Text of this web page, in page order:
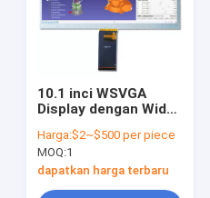
10.1 inci WSVGA
Display dengan Wide
Interface Industrial
TFT LCD
Harga:$2~$500 per piece
MOQ:1
dapatkan harga terbaru